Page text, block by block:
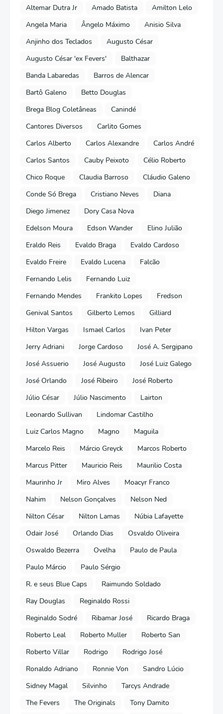
Altemar Dutra Jr
Amado Batista
Amilton Lelo
Angela Maria
Ângelo Máximo
Anisio Silva
Anjinho dos Teclados
Augusto César
Augusto César 'ex Fevers'
Balthazar
Banda Labaredas
Barros de Alencar
Bartô Galeno
Betto Douglas
Brega Blog Coletâneas
Canindé
Cantores Diversos
Carlito Gomes
Carlos Alberto
Carlos Alexandre
Carlos André
Carlos Santos
Cauby Peixoto
Célio Roberto
Chico Roque
Claudia Barroso
Cláudio Galeno
Conde Só Brega
Cristiano Neves
Diana
Diego Jimenez
Dory Casa Nova
Edelson Moura
Edson Wander
Elino Julião
Eraldo Reis
Evaldo Braga
Evaldo Cardoso
Evaldo Freire
Evaldo Lucena
Falcão
Fernando Lelis
Fernando Luiz
Fernando Mendes
Frankito Lopes
Fredson
Genival Santos
Gilberto Lemos
Gilliard
Hilton Vargas
Ismael Carlos
Ivan Peter
Jerry Adriani
Jorge Cardoso
José A. Sergipano
José Assuerio
José Augusto
José Luiz Galego
José Orlando
José Ribeiro
José Roberto
Júlio César
Júlio Nascimento
Lairton
Leonardo Sullivan
Lindomar Castilho
Luiz Carlos Magno
Magno
Maguila
Marcelo Reis
Márcio Greyck
Marcos Roberto
Marcus Pitter
Mauricio Reis
Maurilio Costa
Maurinho Jr
Miro Alves
Moacyr Franco
Nahim
Nelson Gonçalves
Nelson Ned
Nilton César
Nilton Lamas
Núbia Lafayette
Odair José
Orlando Dias
Osvaldo Oliveira
Oswaldo Bezerra
Ovelha
Paulo de Paula
Paulo Márcio
Paulo Sérgio
R. e seus Blue Caps
Raimundo Soldado
Ray Douglas
Reginaldo Rossi
Reginaldo Sodré
Ribamar José
Ricardo Braga
Roberto Leal
Roberto Muller
Roberto San
Roberto Villar
Rodrigo
Rodrigo José
Ronaldo Adriano
Ronnie Von
Sandro Lúcio
Sidney Magal
Silvinho
Tarcys Andrade
The Fevers
The Originals
Tony Damito